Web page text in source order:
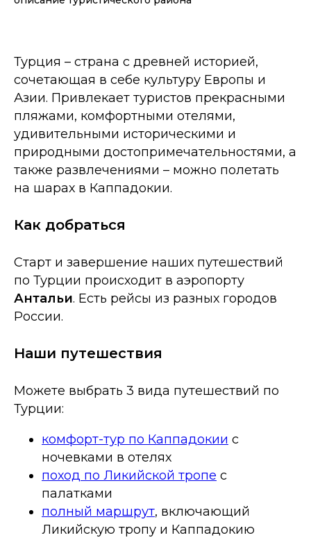
Турция – страна с древней историей,
сочетающая в себе культуру Европы и
Азии. Привлекает туристов прекрасными
пляжами, комфортными отелями,
удивительными историческими и
природными достопримечательностями, а
также развлечениями – можно полетать
на шарах в Каппадокии.
Как добраться
Старт и завершение наших путешествий
по Турции происходит в аэропорту
Антальи. Есть рейсы из разных городов
России.
Наши путешествия
Можете выбрать 3 вида путешествий по
Турции:
комфорт-тур по Каппадокии с
ночевками в отелях
поход по Ликийской тропе с
палатками
полный маршрут, включающий
Ликийскую тропу и Каппадокию